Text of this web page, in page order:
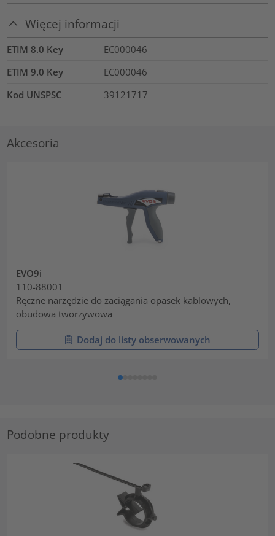
Więcej informacji
ETIM 8.0 Key
EC000046
ETIM 9.0 Key
EC000046
Kod UNSPSC
39121717
Akcesoria
EVO9i
110-88001
Ręczne narzędzie do zaciągania opasek kablowych,
obudowa tworzywowa
Dodaj do listy obserwowanych
Podobne produkty